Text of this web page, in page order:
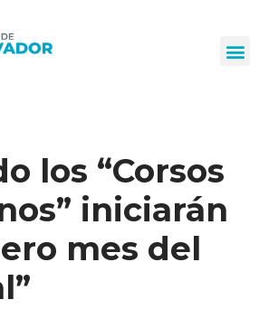
los “Corsos
iniciarán
mes del